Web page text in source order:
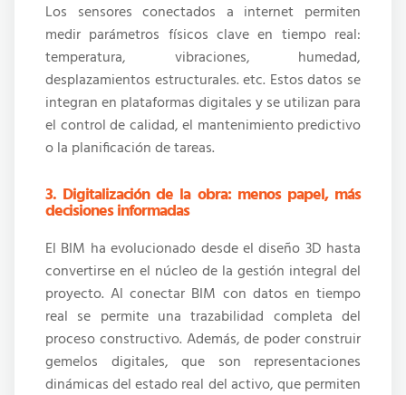
Los sensores conectados a internet permiten
medir parámetros físicos clave en tiempo real:
temperatura, vibraciones, humedad,
desplazamientos estructurales. etc. Estos datos se
integran en plataformas digitales y se utilizan para
el control de calidad, el mantenimiento predictivo
o la planificación de tareas.
3. Digitalización de la obra: menos papel, más
decisiones informadas
El BIM ha evolucionado desde el diseño 3D hasta
convertirse en el núcleo de la gestión integral del
proyecto. Al conectar BIM con datos en tiempo
real se permite una trazabilidad completa del
proceso constructivo. Además, de poder construir
gemelos digitales, que son representaciones
dinámicas del estado real del activo, que permiten